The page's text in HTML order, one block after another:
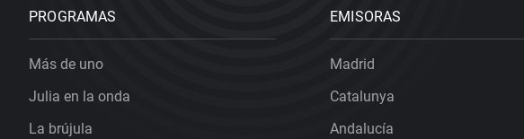
PROGRAMAS
Más de uno
Julia en la onda
La brújula
EMISORAS
Madrid
Catalunya
Andalucía